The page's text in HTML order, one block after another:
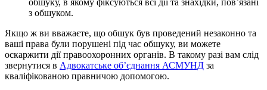
з обшуком.
Якщо ж ви вважаєте, що обшук був проведений незаконно та
ваші права були порушені під час обшуку, ви можете
оскаржити дії правоохоронних органів. В такому разі вам слід
звернутися в Адвокатське об’єднання АСМУНД за
кваліфікованою правничою допомогою.